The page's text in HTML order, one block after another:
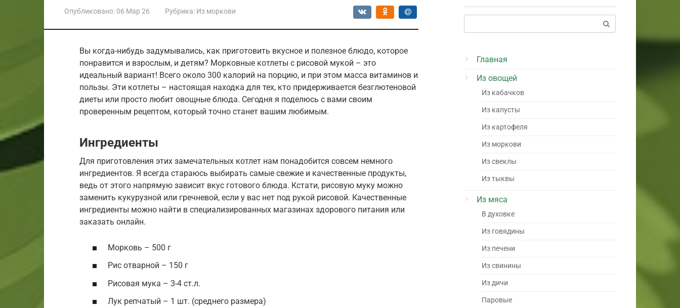
Опубликовано: 06 Мар 26 Рубрика: Из моркови
Вы когда-нибудь задумывались, как приготовить вкусное и полезное блюдо, которое
понравится и взрослым, и детям? Морковные котлеты с рисовой мукой – это
идеальный вариант! Всего около 300 калорий на порцию, и при этом масса витаминов и
пользы. Эти котлеты – настоящая находка для тех, кто придерживается безглютеновой
диеты или просто любит овощные блюда. Сегодня я поделюсь с вами своим
проверенным рецептом, который точно станет вашим любимым.
Ингредиенты
Для приготовления этих замечательных котлет нам понадобится совсем немного
ингредиентов. Я всегда стараюсь выбирать самые свежие и качественные продукты,
ведь от этого напрямую зависит вкус готового блюда. Кстати, рисовую муку можно
заменить кукурузной или гречневой, если у вас нет под рукой рисовой. Качественные
ингредиенты можно найти в специализированных магазинах здорового питания или
заказать онлайн.
Морковь – 500 г
Рис отварной – 150 г
Рисовая мука – 3-4 ст.л.
Лук репчатый – 1 шт. (среднего размера)
Главная
Из овощей
Из кабачков
Из капусты
Из картофеля
Из моркови
Из свеклы
Из тыквы
Из мяса
В духовке
Из говядины
Из печени
Из свинины
Из дичи
Паровые